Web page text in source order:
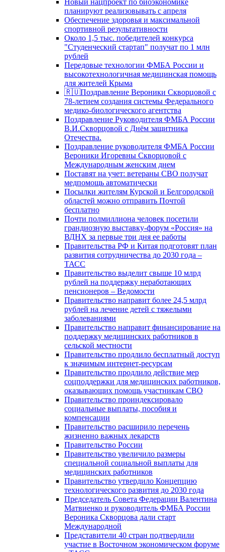
Новый нацпроект по биоэкономике
планируют реализовывать с апреля
Обеспечение здоровья и максимальной
спортивной результативности
Около 1,5 тыс. победителей конкурса
"Студенческий стартап" получат по 1 млн
рублей
Передовые технологии ФМБА России и
высокотехнологичная медицинская помощь
для жителей Крыма
🇷🇺Поздравление Вероники Скворцовой с
78-летием создания системы Федерального
медико-биологического агентства
Поздравление Руководителя ФМБА России
В.И.Скворцовой с Днём защитника
Отечества.
Поздравление руководителя ФМБА России
Вероники Игоревны Скворцовой с
Международным женским днем
Поставят на учет: ветераны СВО получат
медпомощь автоматически
Посылки жителям Курской и Белгородской
областей можно отправить Почтой
бесплатно
Почти полмиллиона человек посетили
грандиозную выставку-форум «Россия» на
ВДНХ за первые три дня ее работы
Правительства РФ и Китая подготовят план
развития сотрудничества до 2030 года –
ТАСС
Правительство выделит свыше 10 млрд
рублей на поддержку неработающих
пенсионеров – Ведомости
Правительство направит более 24,5 млрд
рублей на лечение детей с тяжелыми
заболеваниями
Правительство направит финансирование на
поддержку медицинских работников в
сельской местности
Правительство продлило бесплатный доступ
к значимым интернет-ресурсам
Правительство продлило действие мер
соцподдержки для медицинских работников,
оказывающих помощь участникам СВО
Правительство проиндексировало
социальные выплаты, пособия и
компенсации
Правительство расширило перечень
жизненно важных лекарств
Правительство России
Правительство увеличило размеры
специальной социальной выплаты для
медицинских работников
Правительство утвердило Концепцию
технологического развития до 2030 года
Председатель Совета Федерации Валентина
Матвиенко и руководитель ФМБА России
Вероника Скворцова дали старт
Международной
Представители 40 стран подтвердили
участие в Восточном экономическом форуме